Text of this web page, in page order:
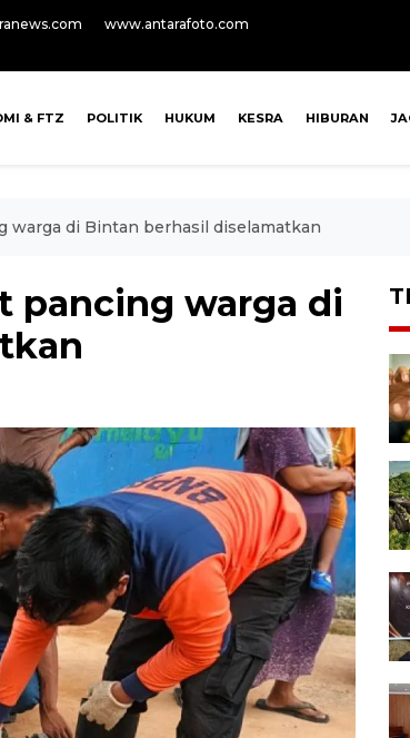
www.antarafoto.com
& FTZ POLITIK HUKUM KESRA HIBURAN
warga di Bintan berhasil diselamatkan
pancing warga di